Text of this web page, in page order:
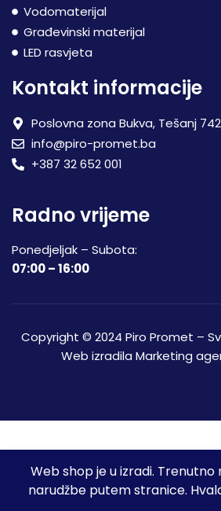
Web shop je u izradi. Trenutno
narudžbe putem stranice.
Vodomaterijal
Građevinski materijal
LED rasvjeta
Kontakt informacije
Poslovna zona Bukva, Tešanj
info@piro-promet.ba
+387 32 652 001
Radno vrijeme
Ponedjeljak – Subota:
07:00 – 16:00
Copyright © 2024 Piro Promet –
Web izradila Marketing